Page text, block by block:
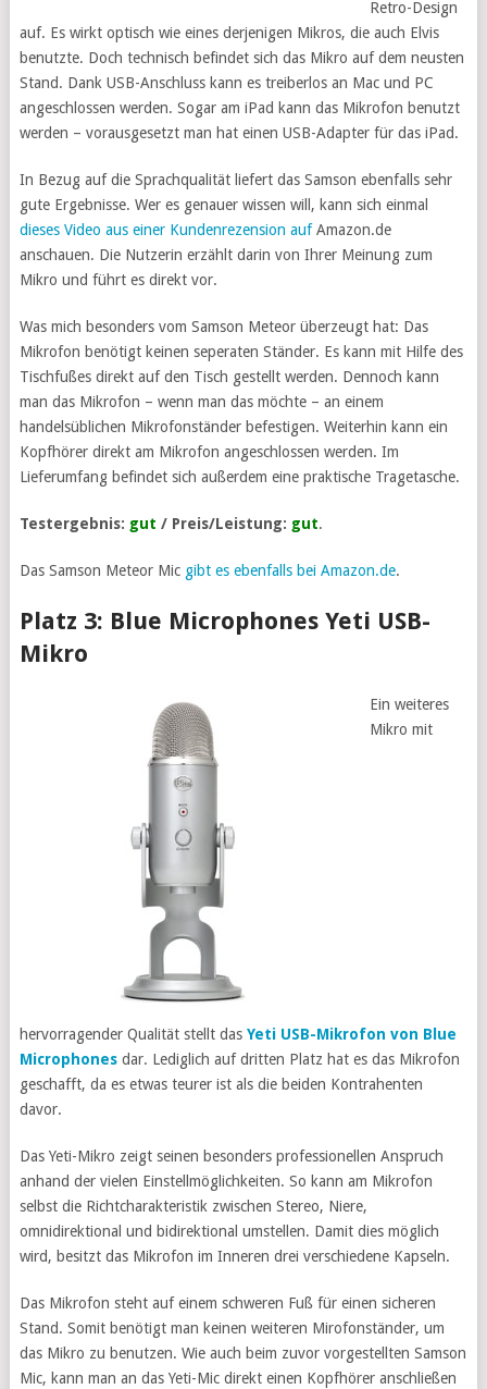
Retro-Design
auf. Es wirkt optisch wie eines derjenigen Mikros, die auch Elvis
benutzte. Doch technisch befindet sich das Mikro auf dem neusten
Stand. Dank USB-Anschluss kann es treiberlos an Mac und PC
angeschlossen werden. Sogar am iPad kann das Mikrofon benutzt
werden – vorausgesetzt man hat einen USB-Adapter für das iPad.
In Bezug auf die Sprachqualität liefert das Samson ebenfalls sehr
gute Ergebnisse. Wer es genauer wissen will, kann sich einmal
dieses Video aus einer Kundenrezension aufAmazon.de
anschauen. Die Nutzerin erzählt darin von Ihrer Meinung zum
Mikro und führt es direkt vor.
Was mich besonders vom Samson Meteor überzeugt hat: Das
Mikrofon benötigt keinen seperaten Ständer. Es kann mit Hilfe des
Tischfußes direkt auf den Tisch gestellt werden. Dennoch kann
man das Mikrofon – wenn man das möchte – an einem
handelsüblichen Mikrofonständer befestigen. Weiterhin kann ein
Kopfhörer direkt am Mikrofon angeschlossen werden. Im
Lieferumfang befindet sich außerdem eine praktische Tragetasche.
Testergebnis: gut / Preis/Leistung: gut.
Das Samson Meteor Mic gibt es ebenfalls bei Amazon.de.
Platz 3: Blue Microphones Yeti USB-
Mikro
Ein weiteres
Mikro mit
hervorragender Qualität stellt das Yeti USB-Mikrofon von Blue
Microphonesdar. Lediglich auf dritten Platz hat es das Mikrofon
geschafft, da es etwas teurer ist als die beiden Kontrahenten
davor.
Das Yeti-Mikro zeigt seinen besonders professionellen Anspruch
anhand der vielen Einstellmöglichkeiten. So kann am Mikrofon
selbst die Richtcharakteristik zwischen Stereo, Niere,
omnidirektional und bidirektional umstellen. Damit dies möglich
wird, besitzt das Mikrofon im Inneren drei verschiedene Kapseln.
Das Mikrofon steht auf einem schweren Fuß für einen sicheren
Stand. Somit benötigt man keinen weiteren Mirofonständer, um
das Mikro zu benutzen. Wie auch beim zuvor vorgestellten Samson
Mic, kann man an das Yeti-Mic direkt einen Kopfhörer anschließen